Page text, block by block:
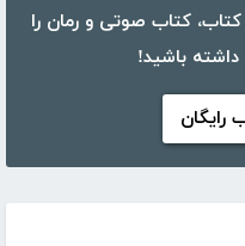
با اپلیکیشن کتابراه، بیش از ۵۰،۰۰۰ کتاب، کتاب صوتی و رمان را
باشید!
رایگان